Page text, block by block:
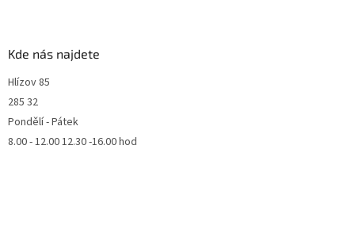
Kde nás najdete
Hlízov 85
285 32
Pondělí - Pátek
8.00 - 12.00 12.30 -16.00 hod